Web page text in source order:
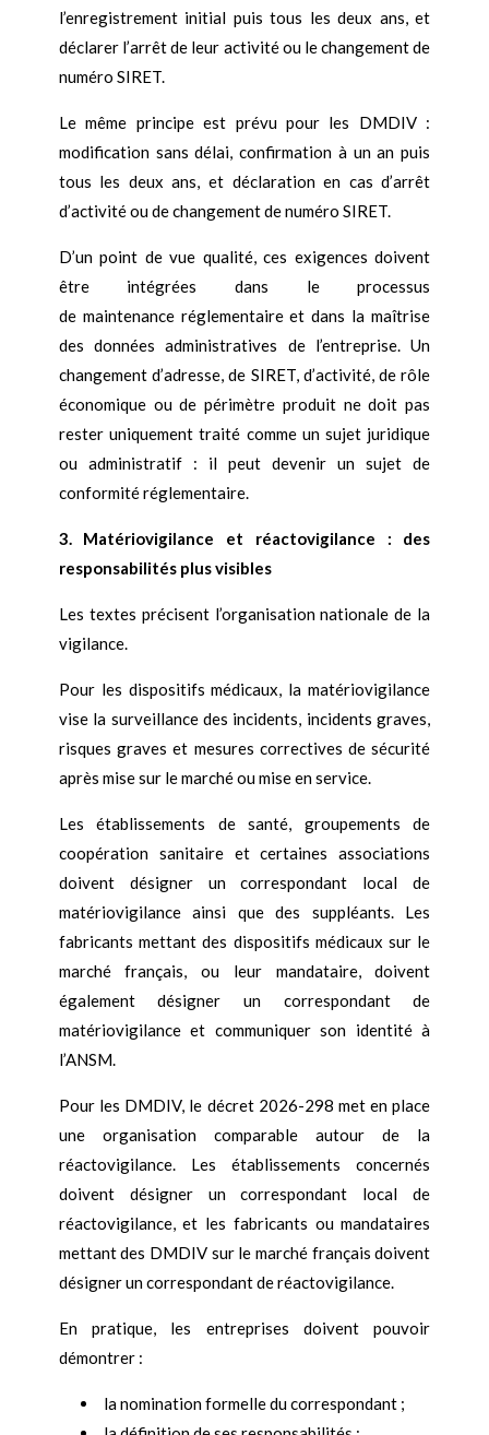
l’enregistrement initial puis tous les deux ans, et
déclarer l’arrêt de leur activité ou le changement de
numéro SIRET.
Le même principe est prévu pour les DMDIV :
modification sans délai, confirmation à un an puis
tous les deux ans, et déclaration en cas d’arrêt
d’activité ou de changement de numéro SIRET.
D’un point de vue qualité, ces exigences doivent
être intégrées dans le processus
de maintenance réglementaire et dans la maîtrise
des données administratives de l’entreprise. Un
changement d’adresse, de SIRET, d’activité, de rôle
économique ou de périmètre produit ne doit pas
rester uniquement traité comme un sujet juridique
ou administratif : il peut devenir un sujet de
conformité réglementaire.
3. Matériovigilance et réactovigilance : des
responsabilités plus visibles
Les textes précisent l’organisation nationale de la
vigilance.
Pour les dispositifs médicaux, la matériovigilance
vise la surveillance des incidents, incidents graves,
risques graves et mesures correctives de sécurité
après mise sur le marché ou mise en service.
Les établissements de santé, groupements de
coopération sanitaire et certaines associations
doivent désigner un correspondant local de
matériovigilance ainsi que des suppléants. Les
fabricants mettant des dispositifs médicaux sur le
marché français, ou leur mandataire, doivent
également désigner un correspondant de
matériovigilance et communiquer son identité à
l’ANSM.
Pour les DMDIV, le décret 2026-298 met en place
une organisation comparable autour de la
réactovigilance. Les établissements concernés
doivent désigner un correspondant local de
réactovigilance, et les fabricants ou mandataires
mettant des DMDIV sur le marché français doivent
désigner un correspondant de réactovigilance.
En pratique, les entreprises doivent pouvoir
démontrer :
la nomination formelle du correspondant ;